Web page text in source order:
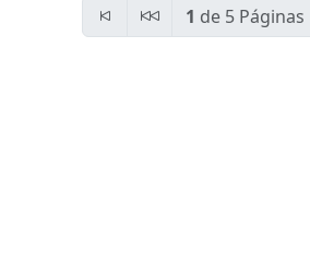
1 de 5 Páginas